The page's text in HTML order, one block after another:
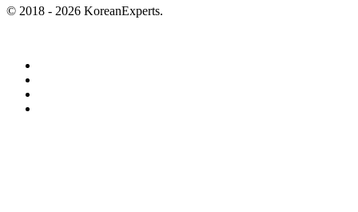
© 2018 - 2026 KoreanExperts.